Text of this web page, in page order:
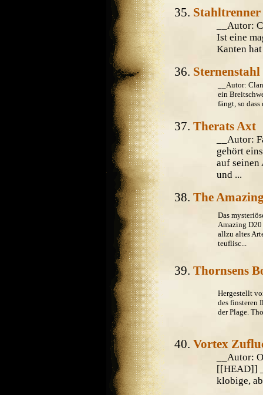
Stahltrenner
__Autor:
Ist eine
Kanten
Sternenstahl
__Autor:
ein
fängt, so
Therats Axt
__Autor:
gehört
auf seinen
und ...
The
Das
Amazing
allzu altes
teuflisc...
Thornsens
Hergestellt
des finsteren
der Plage.
Vortex
__Autor:
[[HEAD]]
klobige,